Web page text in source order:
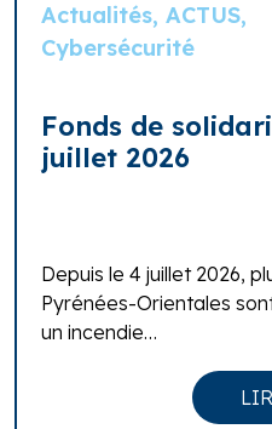
Actualités, ACTUS,
Cybersécurité
Fonds de
juillet 2026
Depuis le 4 juillet 2026,
Pyrénées-Orientales
un incendie…